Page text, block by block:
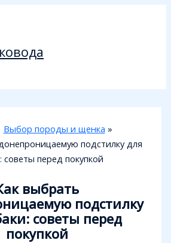
Выбор породы и щенка
подстилку для
советы перед покупкой
выбрать
подстилку
советы перед
покупкой